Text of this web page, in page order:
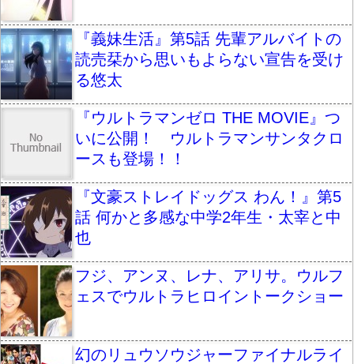
『義妹生活』第5話 先輩アルバイトの
読売栞から思いもよらない宣告を受け
る悠太
『ウルトラマンゼロ THE MOVIE』つ
いに公開！ ウルトラマンサンタクロ
ースも登場！！
『文豪ストレイドッグス わん！』第5
話 何かと多感な中学2年生・太宰と中
也
フジ、アンヌ、レナ、アリサ。ウルフ
ェスでウルトラヒロイントークショー
幻のリュウソウジャーファイナルライ